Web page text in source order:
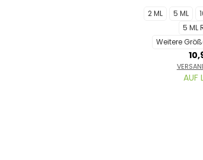
2 ML 5 ML
5 ML
Weitere
AUF